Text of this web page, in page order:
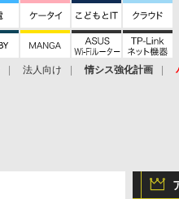
法人向け 情シス強化計画